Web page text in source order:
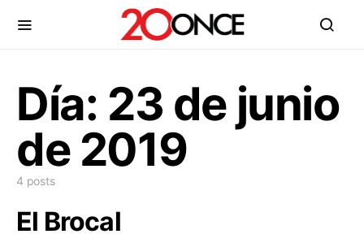
Día: 23 de junio
de 2019
4 posts
El Brocal